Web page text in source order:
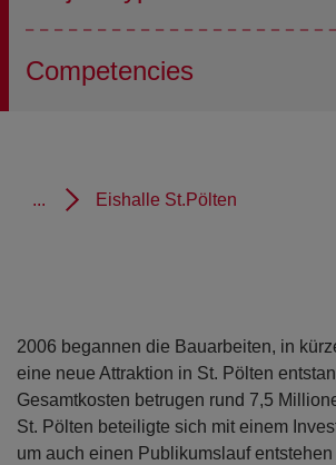
Competencies
... Eishalle St.Pölten
2006 begannen die Bauarbeiten, in
eine neue Attraktion in St. Pölten
Gesamtkosten betrugen rund 7,5
St. Pölten beteiligte sich mit einem
um auch einen Publikumslauf